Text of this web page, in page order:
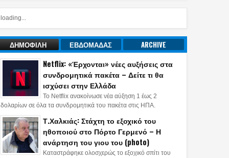
loading...
ΔΗΜΟΦΙΛΗ ΕΒΔΟΜΑΔΑΣ ARCHIVE
Netflix: «Έρχονται» νέες αυξήσεις στα
συνδρομητικά πακέτα – Δείτε τι θα
ισχύσει στην Ελλάδα
Το Netflix ανακοίνωσε νέα αύξηση 1 έως 2
δολαρίων σε όλα τα συνδρομητικά του πακέτα στις ΗΠΑ.
Τ.Χαλκιάς: Στάχτη το εξοχικό του
ηθοποιού στο Πόρτο Γερμενό – Η
ανάρτηση του γιου του (photo)
Καταστράφηκε ολοσχερώς το εξοχικό σπίτι του